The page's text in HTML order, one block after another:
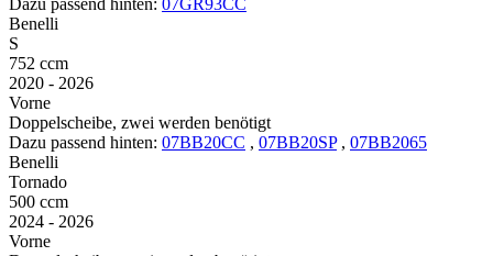
Benelli
S
752 ccm
2020 - 2026
Vorne
Doppelscheibe, zwei werden benötigt
Dazu passend hinten: 07BB20CC , 07BB20SP , 07BB2065
Benelli
Tornado
500 ccm
2024 - 2026
Vorne